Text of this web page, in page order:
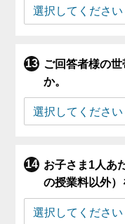
ご回答者様の
か。
お子さま1人あ
の授業料以外）